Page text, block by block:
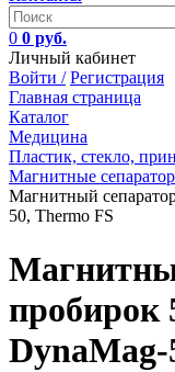
0 0 руб.
Личный кабинет
Войти / Регистрация
Главная страница
Каталог
Медицина
Пластик, стекло,
Магнитные
Магнитный
50, Thermo FS
пробирок